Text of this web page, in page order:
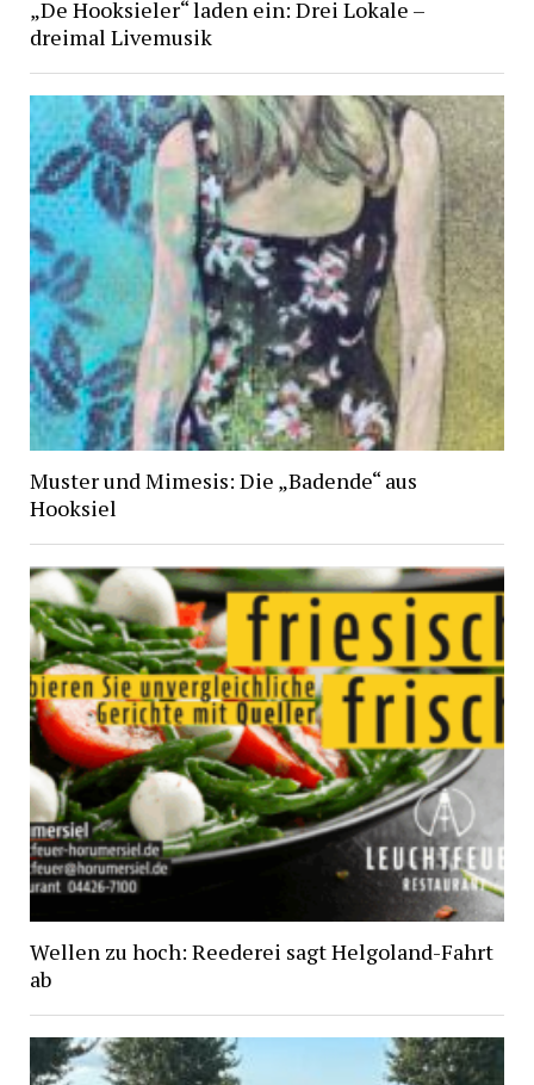
„De Hooksieler“ laden ein: Drei Lokale –
dreimal Livemusik
Muster und Mimesis: Die „Badende“ aus
Hooksiel
Wellen zu hoch: Reederei sagt Helgoland-Fahrt
ab